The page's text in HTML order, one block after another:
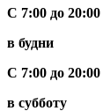
С 7:00 до 20:00
в будни
С 7:00 до 20:00
в субботу